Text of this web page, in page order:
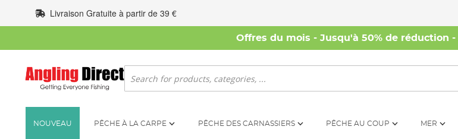
au
contenu
Livraison Gratuite à partir de 39 €
Offres du mois - Jusqu'à 50% de réduction -
Rechercher
NOUVEAU PÊCHE À LA CARPE PÊCHE DES CARNASSIERS PÊCHE AU COUP MER